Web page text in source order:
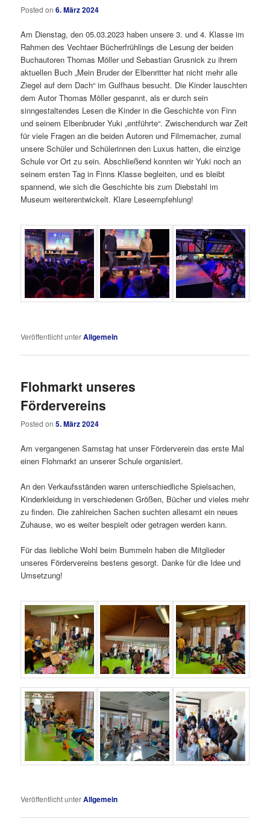
Posted on6. März 2024
Am Dienstag, den 05.03.2023 haben unsere 3. und 4. Klasse im
Rahmen des Vechtaer Bücherfrühlings die Lesung der beiden
Buchautoren Thomas Möller und Sebastian Grusnick zu ihrem
aktuellen Buch „Mein Bruder der Elbenritter hat nicht mehr alle
Ziegel auf dem Dach“ im Gulfhaus besucht. Die Kinder lauschten
dem Autor Thomas Möller gespannt, als er durch sein
sinngestaltendes Lesen die Kinder in die Geschichte von Finn
und seinem Elbenbruder Yuki „entführte“. Zwischendurch war Zeit
für viele Fragen an die beiden Autoren und Filmemacher, zumal
unsere Schüler und Schülerinnen den Luxus hatten, die einzige
Schule vor Ort zu sein. Abschließend konnten wir Yuki noch an
seinem ersten Tag in Finns Klasse begleiten, und es bleibt
spannend, wie sich die Geschichte bis zum Diebstahl im
Museum weiterentwickelt. Klare Leseempfehlung!
Veröffentlicht unterAllgemein
Flohmarkt unseres
Fördervereins
Posted on5. März 2024
Am vergangenen Samstag hat unser Förderverein das erste Mal
einen Flohmarkt an unserer Schule organisiert.
An den Verkaufsständen waren unterschiedliche Spielsachen,
Kinderkleidung in verschiedenen Größen, Bücher und vieles mehr
zu finden. Die zahlreichen Sachen suchten allesamt ein neues
Zuhause, wo es weiter bespielt oder getragen werden kann.
Für das liebliche Wohl beim Bummeln haben die Mitglieder
unseres Fördervereins bestens gesorgt. Danke für die Idee und
Umsetzung!
Veröffentlicht unterAllgemein